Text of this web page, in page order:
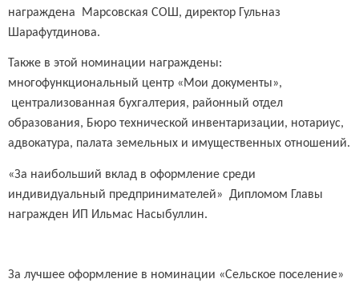
награждена Марсовская СОШ, директор Гульназ
Шарафутдинова.
Также в этой номинации награждены:
многофункциональный центр «Мои документы»,
централизованная бухгалтерия, районный отдел
образования, Бюро технической инвентаризации, нотариус,
адвокатура, палата земельных и имущественных отношений.
«За наибольший вклад в оформление среди
индивидуальный предпринимателей» Дипломом Главы
награжден ИП Ильмас Насыбуллин.
За лучшее оформление в номинации «Сельское поселение»